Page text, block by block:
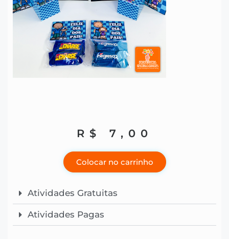
R$ 7,00
Colocar no carrinho
Atividades Gratuitas
Atividades Pagas